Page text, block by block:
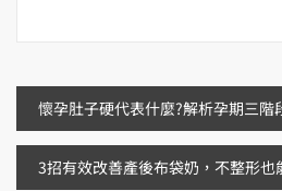
文
章
懷孕肚子硬代表什麼?解析孕期三階
3招有效改善產後布袋奶，不整形也